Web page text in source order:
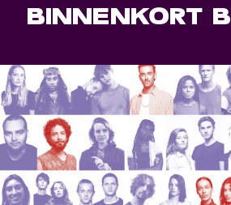
BINNENKORT